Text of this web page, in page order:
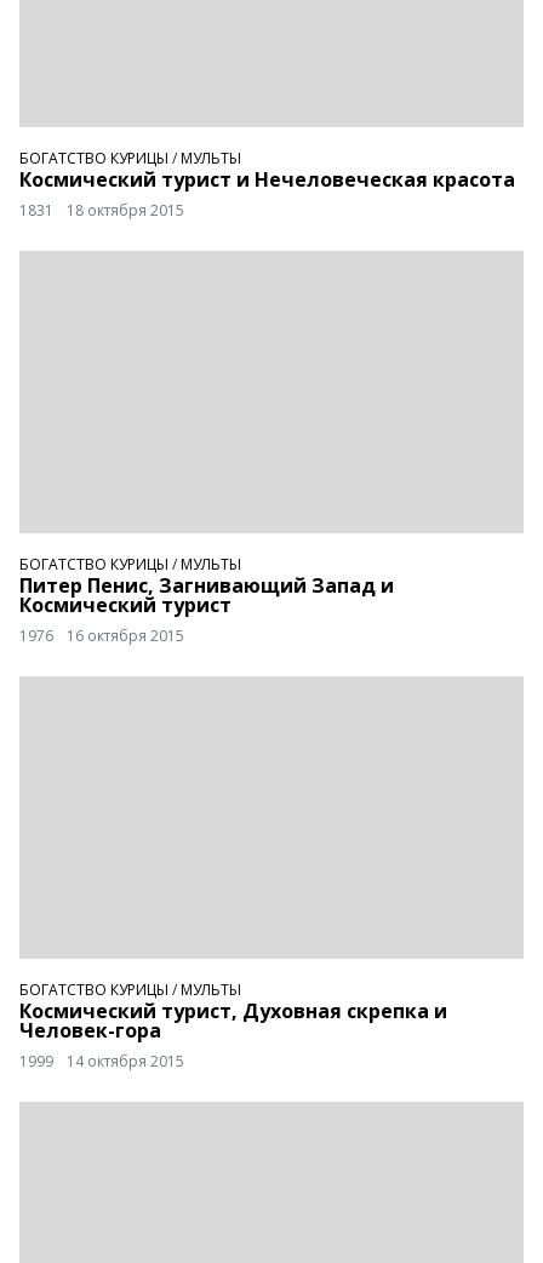
БОГАТСТВО КУРИЦЫ /МУЛЬТЫ
Космический турист и Нечеловеческая красота
1831 18 октября 2015
БОГАТСТВО КУРИЦЫ /МУЛЬТЫ
Питер Пенис, Загнивающий Запад и
Космический турист
1976 16 октября 2015
БОГАТСТВО КУРИЦЫ /МУЛЬТЫ
Космический турист, Духовная скрепка и
Человек-гора
1999 14 октября 2015